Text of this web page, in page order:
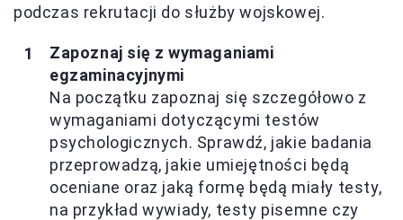
podczas rekrutacji do służby wojskowej.
Zapoznaj się z wymaganiami
egzaminacyjnymi
Na początku zapoznaj się szczegółowo z
wymaganiami dotyczącymi testów
psychologicznych. Sprawdź, jakie badania
przeprowadzą, jakie umiejętności będą
oceniane oraz jaką formę będą miały testy,
na przykład wywiady, testy pisemne czy